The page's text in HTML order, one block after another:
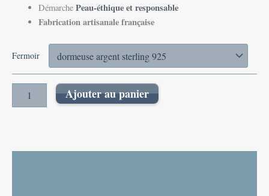
DémarchePeau-éthique et responsable
Fabrication artisanale française
Fermoir
Ajouter au panier